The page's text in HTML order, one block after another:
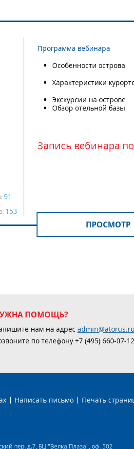
91
153
Программа вебинара
Особенности острова
Характеристики
Экскурсии на острове
Обзор отельной базы
Запись вебинара
ПРОСМОТР
ПОМОЩЬ?
нам на адрес admin@atorus.ru
по телефону +7 (495) 660-07-12
Написать письмо Печать
пер. д.7, БЦ "Велка Плаза", оф. 502